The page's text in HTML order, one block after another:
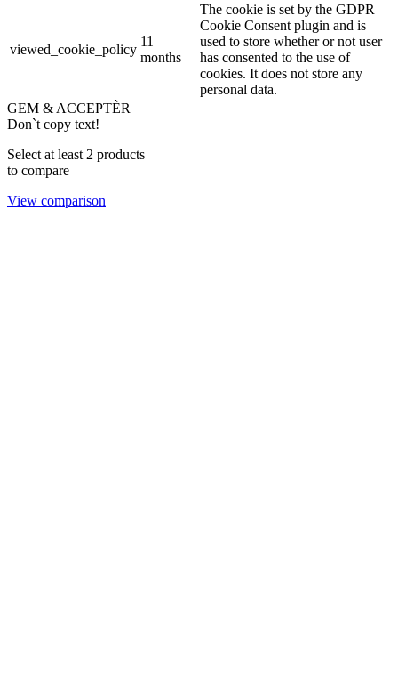
viewed_cookie_policy
11
months
The cookie is set by the GDPR
Cookie Consent plugin and is
used to store whether or not user
has consented to the use of
cookies. It does not store any
personal data.
GEM & ACCEPTÈR
Don`t copy text!
Select at least 2 products
to compare
View comparison